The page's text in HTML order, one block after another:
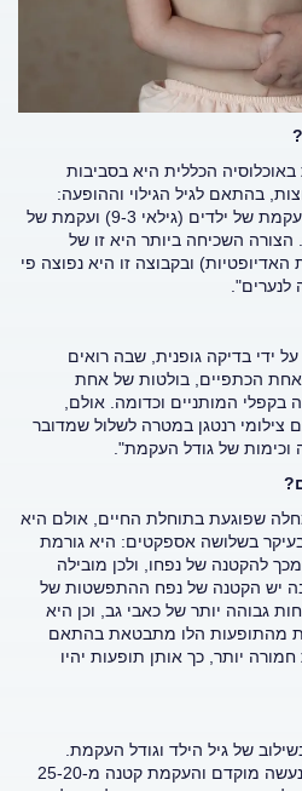
הכללית היא בסביבות
בהתאם לגיל הגילוי וההופעה:
עקמת של תינוקות (גילאי 2-0), עקמת של ילדים (גילאי 9-3) ועקמת של
ועד בחרות). הצורה השכיחה ביותר היא זו של
העקמות האדיופטיות) ובקבוצה זו היא נפוצה פי
ידי בדיקה גופנית, שבה רואים
אחת הכתפיים, בולטות של אחת
המותניים וכדומה. אולם,
צילומי רנטגן במטרה לשלול שמדובר
וכימות של גודל העקמת".
שפוגעת בתוחלת החיים, אולם היא
בשלושה אספקטים: היא גורמת
להקטנה של נפחו, ולכן מובילה
יש הקטנה של נפח ההתפשטות של
גבוהה יותר של כאבי גב, וכן היא
מהתופעות הלו מתבטאת בהתאם
יותר, כך אותן תופעות יהיו
של גיל הילד וגודל העקמת.
במרבית המקרים, כאשר הגילוי נעשה מוקדם והעקמת קטנה מ-25-20